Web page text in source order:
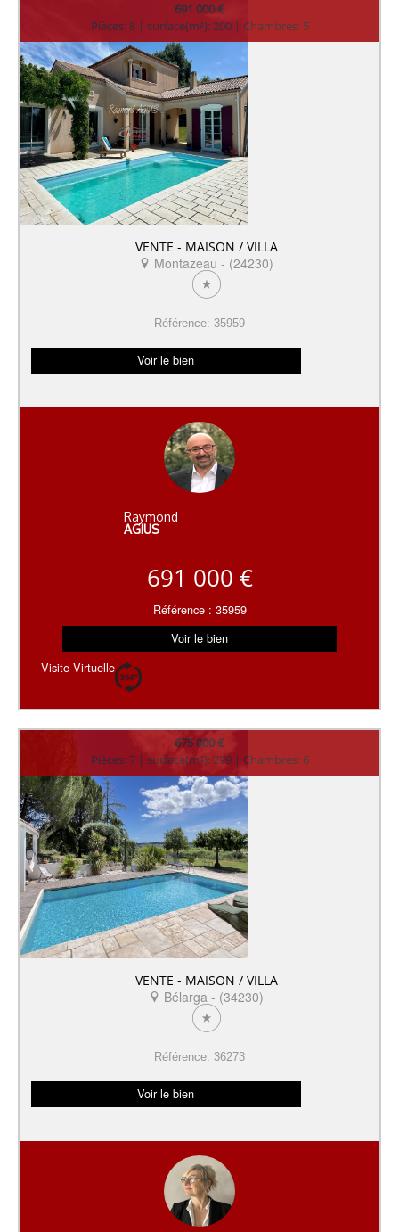
691 000 €
Pièces: 8 | surface(m²): 200 | Chambres: 5
VENTE - MAISON / VILLA
Montazeau - (24230)
Référence: 35959
Voir le bien
Raymond
AGIUS
691 000 €
Référence : 35959
Voir le bien
Visite Virtuelle
675 000 €
Pièces: 7 | surface(m²): 299 | Chambres: 6
VENTE - MAISON / VILLA
Bélarga - (34230)
Référence: 36273
Voir le bien